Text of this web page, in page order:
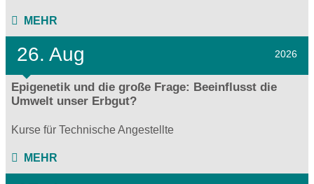
MEHR
26. Aug 2026
Epigenetik und die große Frage: Beeinflusst die
Umwelt unser Erbgut?
Kurse für Technische Angestellte
MEHR